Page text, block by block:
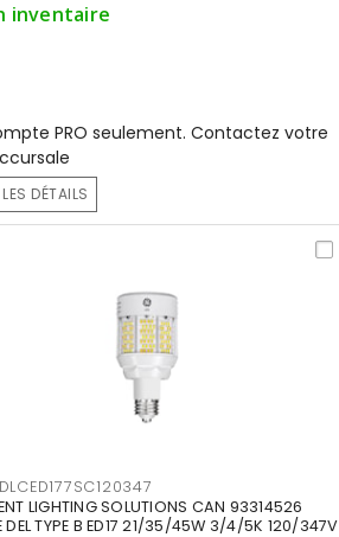
inventaire
PRO seulement. Contactez votre
DÉTAILS
LIGHTING SOLUTIONS CAN 93314526
DEL TYPE B ED17 21/35/45W 3/4/5K 120/347V